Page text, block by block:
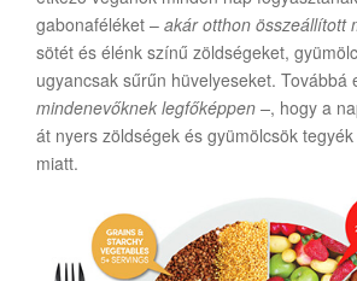
gabonaféléket – akár otthon összeállított
sötét és élénk színű zöldségeket,
ugyancsak sűrűn hüvelyeseket. Továbbá
mindenevőknek legfőképpen –, hogy a
át nyers zöldségek és gyümölcsök
miatt.